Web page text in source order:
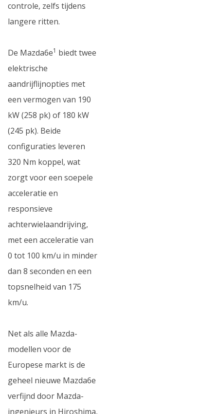
controle, zelfs tijdens
langere ritten.
De Mazda6e1 biedt twee
elektrische
aandrijflijnopties met
een vermogen van 190
kW (258 pk) of 180 kW
(245 pk). Beide
configuraties leveren
320 Nm koppel, wat
zorgt voor een soepele
acceleratie en
responsieve
achterwielaandrijving,
met een acceleratie van
0 tot 100 km/u in minder
dan 8 seconden en een
topsnelheid van 175
km/u.
Net als alle Mazda-
modellen voor de
Europese markt is de
geheel nieuwe Mazda6e
verfijnd door Mazda-
ingenieurs in Hiroshima,